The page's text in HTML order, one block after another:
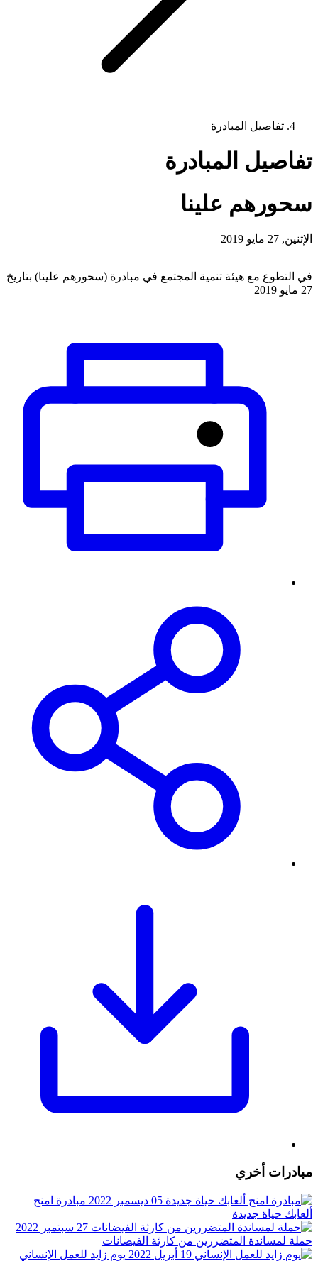
تفاصيل المبادرة
تفاصيل المبادرة
سحورهم علينا
الإثنين, 27 مايو 2019
في التطوع مع هيئة تنمية المجتمع في مبادرة (سحورهم علينا) بتاريخ
27 مايو 2019
مبادرات أخري
05 ديسمبر 2022
مبادرة امنح
ألعابك حياة جديدة
27 سبتمبر 2022
حملة لمساندة المتضررين من كارثة الفيضانات
19 أبريل 2022
يوم زايد للعمل الإنساني